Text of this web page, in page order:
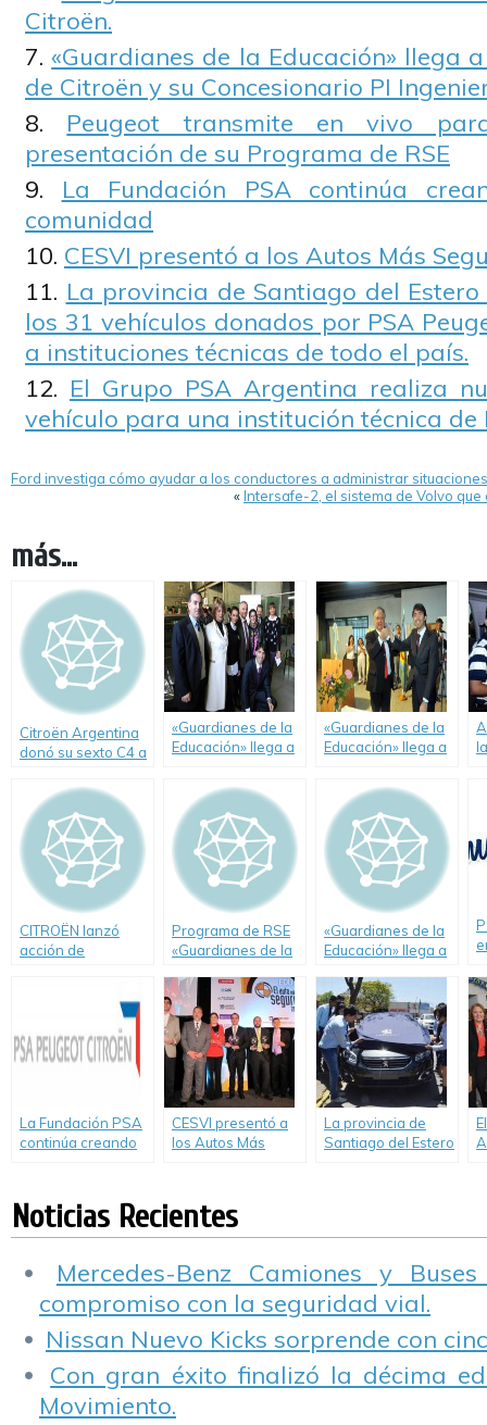
Citroën.
«Guardianes de la Educación» llega
de Citroën y su Concesionario PI
Peugeot transmite en vivo
presentación de su Programa de RSE
La Fundación PSA continúa
comunidad
CESVI presentó a los Autos Más
La provincia de Santiago del
los 31 vehículos donados por PSA
a instituciones técnicas de todo el país.
El Grupo PSA Argentina realiza
vehículo para una institución técnica de
Ford investiga cómo ayudar a los conductores a administrar
«Intersafe-2, el sistema de Volvo
más...
Citroën Argentina
donó su sexto C4 a
educativa en lo que
va del año
«Guardianes de la
Educación» llega a
«Guardianes de la
Educación» llega a
a la Escuela de
Educación
Secundaria
Técnica Nº 1
«Eduardo Guillermo
Oliver» de la mano
de Citroën y su
concesionario
Ci’Dane.
CITROËN lanzó
acción de
Programa de RSE
«Guardianes de la
Citroën.
«Guardianes de la
Educación» llega a
mano de Citroën y
su Concesionario
PI Ingeniería.
La Fundación PSA
continúa creando
CESVI presentó a
los Autos Más
La provincia de
Santiago del Estero
Argentina a
técnicas de todo el
país.
Noticias Recientes
Mercedes-Benz Camiones y
compromiso con la seguridad vial.
Nissan Nuevo Kicks sorprende con
Con gran éxito finalizó la décima
Movimiento.